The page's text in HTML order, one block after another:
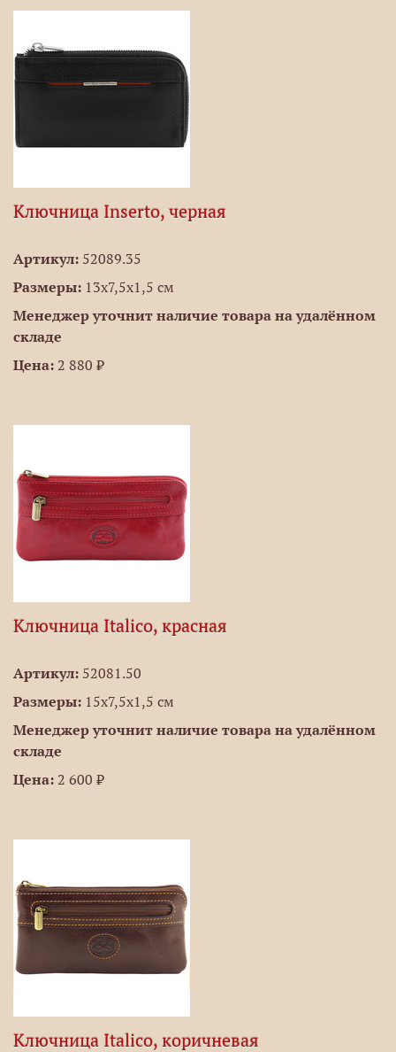
Ключница Inserto, черная
Артикул: 52089.35
Размеры: 13x7,5x1,5 см
Менеджер уточнит наличие товара на удалённом
складе
Цена: 2 880 ₽
Ключница Italico, красная
Артикул: 52081.50
Размеры: 15x7,5x1,5 см
Менеджер уточнит наличие товара на удалённом
складе
Цена: 2 600 ₽
Ключница Italico, коричневая